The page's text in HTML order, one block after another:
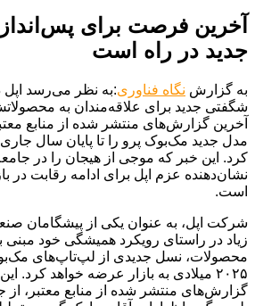
آخرین فرصت برای
جدید در راه است
به گزارش نگاه فناوری:به نظر می‌رسد اپل
شگفتی جدید برای علاقه‌مندان به
آخرین گزارش‌های منتشر شده از منابع
مدل جدید مک‌بوک پرو را تا پایان سال
کرد. این خبر که موجی از هیجان را در
نشان‌دهنده عزم اپل برای ادامه رقابت در
است.
شرکت اپل، به عنوان یکی از پیشگامان
زیاد در راستای رویکرد همیشگی خود مبنی
محصولات، نسل جدیدی از لپ‌تاپ‌های
۲۰۲۵ میلادی به بازار عرضه خواهد کرد.
گزارش‌های منتشر شده از منابع معتبر،